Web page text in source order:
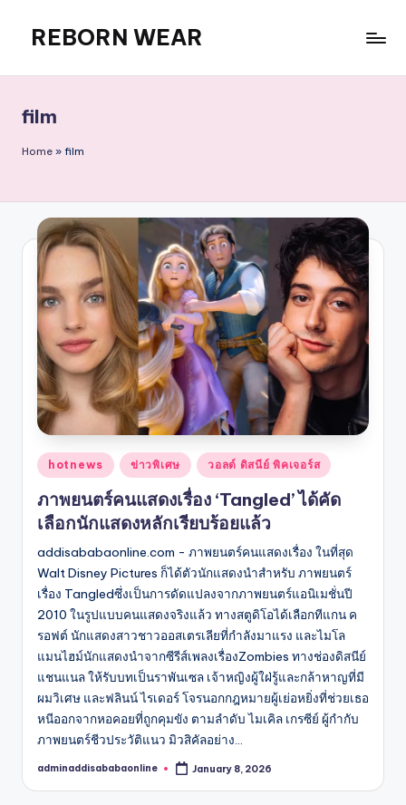
content
REBORN WEAR
film
Home » film
Posted
in
hotnews ข่าวพิเศษ วอลต์ ดิสนีย์ พิคเจอร์ส
ภาพยนตร์คนแสดงเรื่อง ‘Tangled’ ได้คัด
เลือกนักแสดงหลักเรียบร้อยแล้ว
addisababaonline.com - ภาพยนตร์คนแสดงเรื่อง ในที่สุด
Walt Disney Pictures ก็ได้ตัวนักแสดงนำสำหรับ ภาพยนตร์
เรื่อง Tangledซึ่งเป็นการดัดแปลงจากภาพยนตร์แอนิเมชั่นปี
2010 ในรูปแบบคนแสดงจริงแล้ว ทางสตูดิโอได้เลือกทีแกน ค
รอฟต์ นักแสดงสาวชาวออสเตรเลียที่กำลังมาแรง และไมโล
แมนไฮม์นักแสดงนำจากซีรีส์เพลงเรื่องZombies ทางช่องดิสนีย์
แชนแนล ให้รับบทเป็นราพันเซล เจ้าหญิงผู้ใฝ่รู้และกล้าหาญที่มี
ผมวิเศษ และฟลินน์ ไรเดอร์ โจรนอกกฎหมายผู้เย่อหยิ่งที่ช่วยเธอ
หนีออกจากหอคอยที่ถูกคุมขัง ตามลำดับ ไมเคิล เกรซีย์ ผู้กำกับ
ภาพยนตร์ชีวประวัติแนว มิวสิคัลอย่าง…
Posted
adminaddisababaonline January 8, 2026